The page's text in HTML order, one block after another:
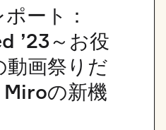
ート：
’23～お役
画祭りだ
Miroの新機